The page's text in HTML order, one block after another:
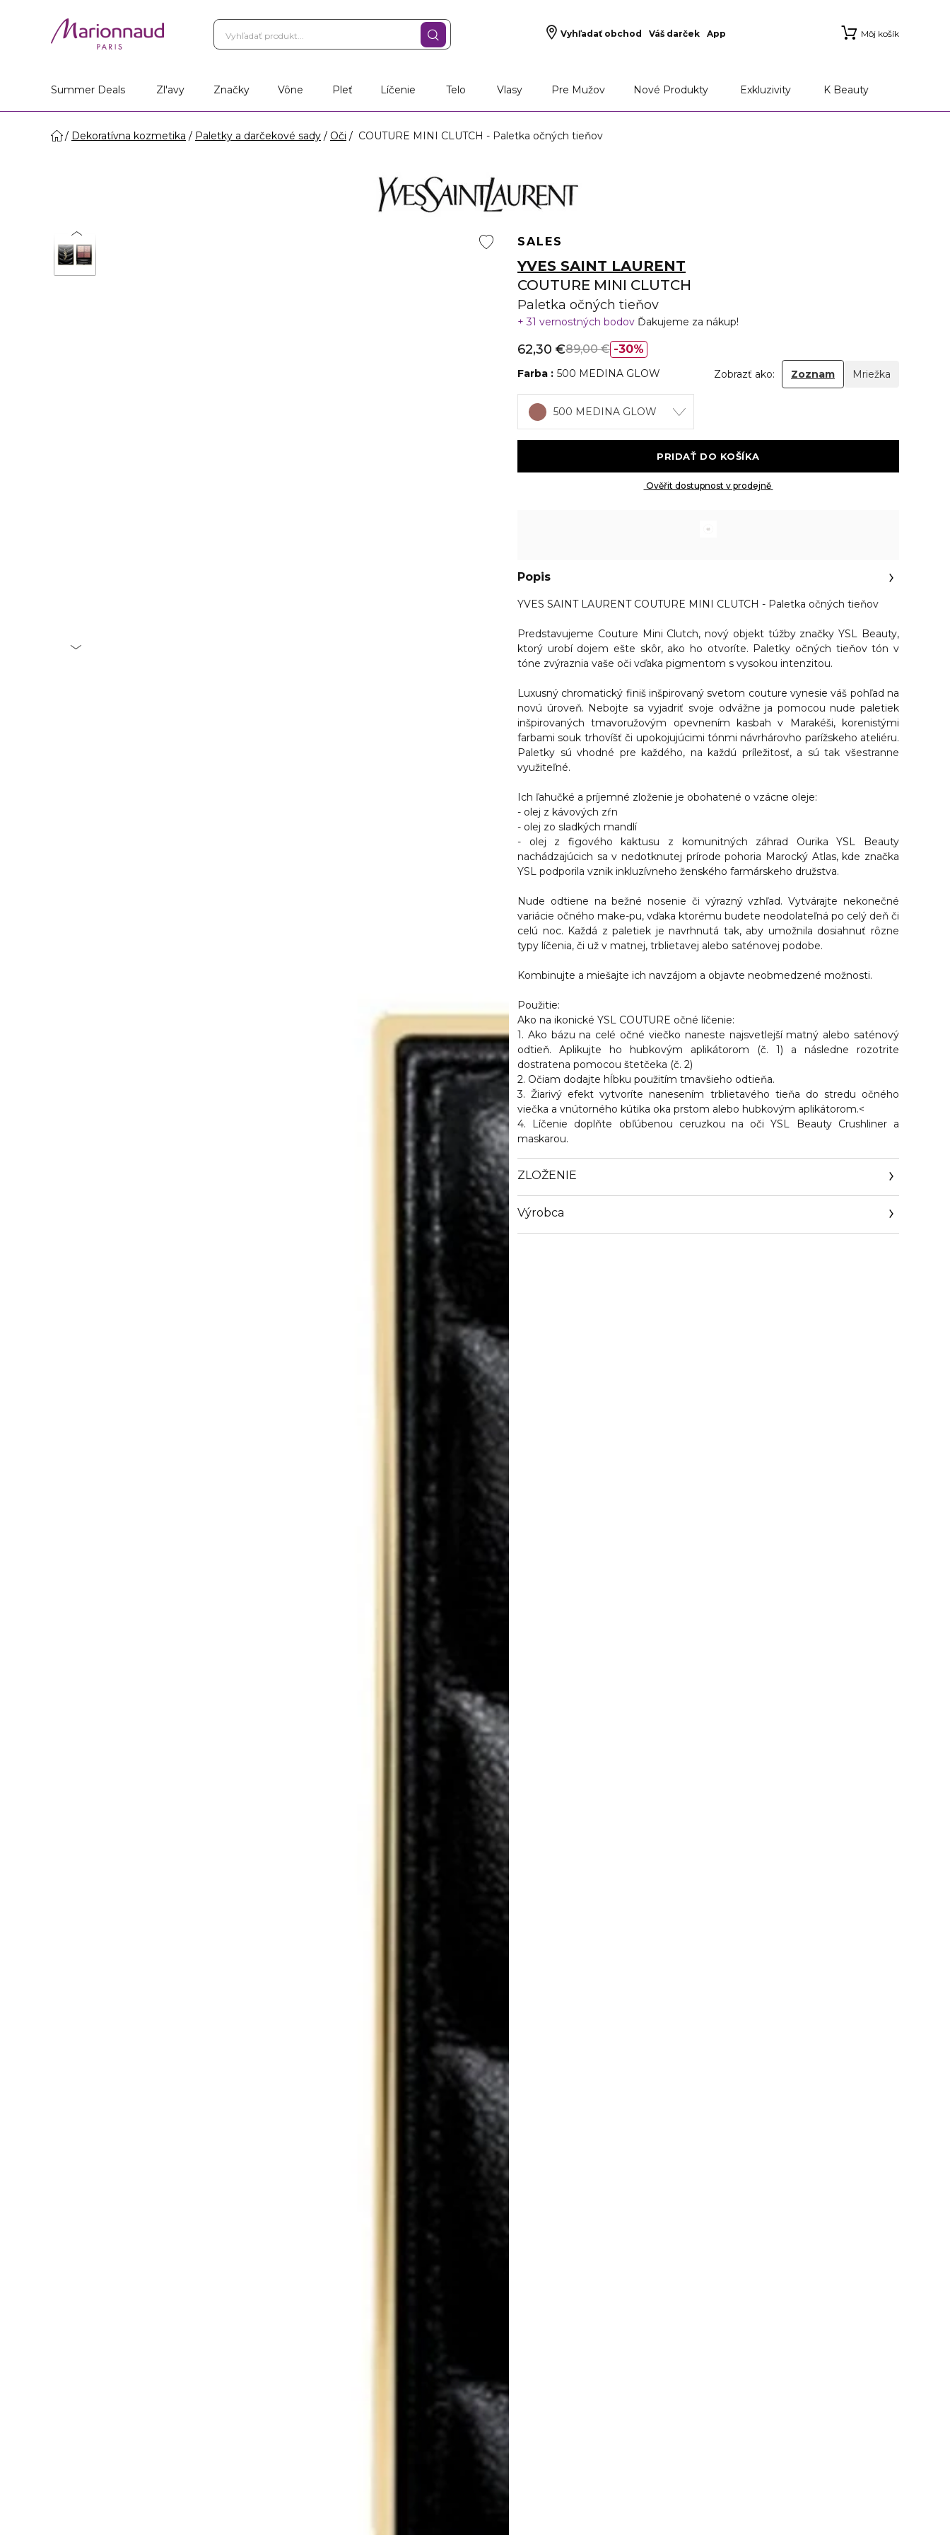
Vyhľadať obchod Váš darček App Môj košík
Summer Deals Zl'avy Značky Vône Pleť Líčenie Telo Vlasy Pre Mužov Nové Produkty Exkluzivity K Beauty
Dekoratívna kozmetika Paletky a darčekové sady Oči COUTURE MINI CLUTCH - Paletka očných tieňov
SALES
YVES SAINT LAURENT
COUTURE MINI CLUTCH
Paletka očných tieňov
31 vernostných bodov Ďakujeme za nákup!
30%
62,30 €89,00 €
Farba 500 MEDINA GLOW Zobrazť ako: Zoznam Mriežka
500 MEDINA GLOW
Ověřit dostupnost v prodejně
Popis
YVES SAINT LAURENT COUTURE MINI CLUTCH - Paletka očných tieňov
Predstavujeme Couture Mini Clutch, nový objekt túžby značky YSL Beauty,
ktorý urobí dojem ešte skôr, ako ho otvoríte. Paletky očných tieňov tón v
tóne zvýraznia vaše oči vďaka pigmentom s vysokou intenzitou.
Luxusný chromatický finiš inšpirovaný svetom couture vynesie váš pohľad na
novú úroveň. Nebojte sa vyjadriť svoje odvážne ja pomocou nude paletiek
inšpirovaných tmavoružovým opevnením kasbah v Marakéši, korenistými
farbami souk trhovíšť či upokojujúcimi tónmi návrhárovho parížskeho ateliéru.
Paletky sú vhodné pre každého, na každú príležitosť, a sú tak všestranne
využiteľné.
Ich ľahučké a príjemné zloženie je obohatené o vzácne oleje:
- olej z kávových zŕn
- olej zo sladkých mandlí
- olej z figového kaktusu z komunitných záhrad Ourika YSL Beauty
nachádzajúcich sa v nedotknutej prírode pohoria Marocký Atlas, kde značka
YSL podporila vznik inkluzívneho ženského farmárskeho družstva.
Nude odtiene na bežné nosenie či výrazný vzhľad. Vytvárajte nekonečné
variácie očného make-pu, vďaka ktorému budete neodolateľná po celý deň či
celú noc. Každá z paletiek je navrhnutá tak, aby umožnila dosiahnuť rôzne
typy líčenia, či už v matnej, trblietavej alebo saténovej podobe.
Kombinujte a miešajte ich navzájom a objavte neobmedzené možnosti.
Použitie:
Ako na ikonické YSL COUTURE očné líčenie:
1. Ako bázu na celé očné viečko naneste najsvetlejší matný alebo saténový
odtieň. Aplikujte ho hubkovým aplikátorom (č. 1) a následne rozotrite
dostratena pomocou štetčeka (č. 2)
2. Očiam dodajte hĺbku použitím tmavšieho odtieňa.
3. Žiarivý efekt vytvoríte nanesením trblietavého tieňa do stredu očného
viečka a vnútorného kútika oka prstom alebo hubkovým aplikátorom.<
4. Líčenie doplňte obľúbenou ceruzkou na oči YSL Beauty Crushliner a
maskarou.
ZLOŽENIE
Výrobca